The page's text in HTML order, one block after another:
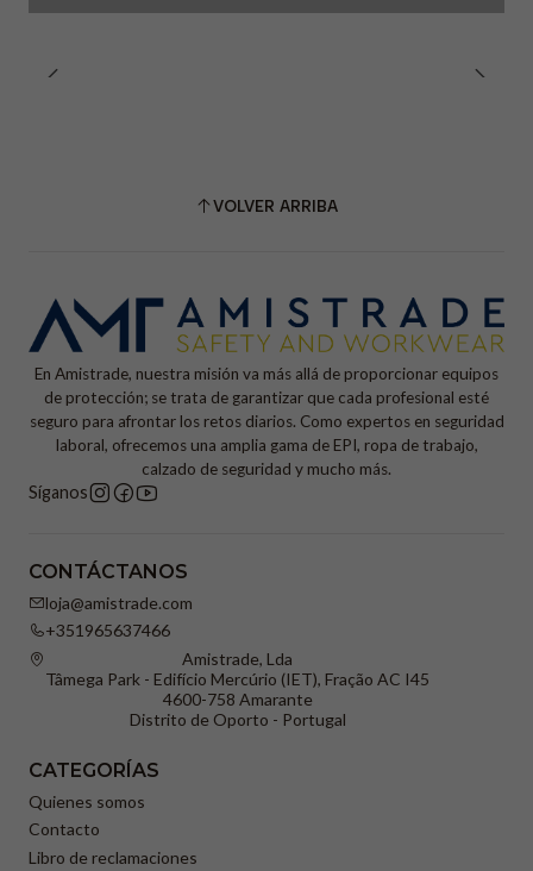
VOLVER ARRIBA
En Amistrade, nuestra misión va más allá de proporcionar equipos
de protección; se trata de garantizar que cada profesional esté
seguro para afrontar los retos diarios. Como expertos en seguridad
laboral, ofrecemos una amplia gama de EPI, ropa de trabajo,
calzado de seguridad y mucho más.
Síganos
CONTÁCTANOS
loja@amistrade.com
+351965637466
Amistrade, Lda
Tâmega Park - Edifício Mercúrio (IET), Fração AC I45
4600-758 Amarante
Distrito de Oporto - Portugal
CATEGORÍAS
Quienes somos
Contacto
Libro de reclamaciones